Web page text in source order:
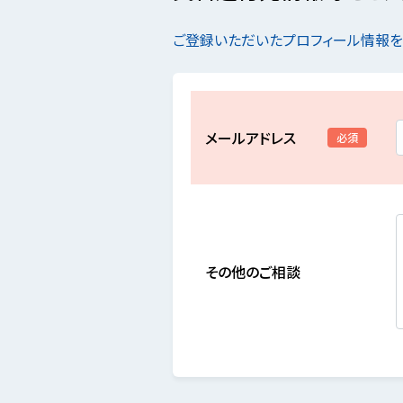
ご登録いただいたプロフィール情報
メールアドレス 必須
その他のご相談